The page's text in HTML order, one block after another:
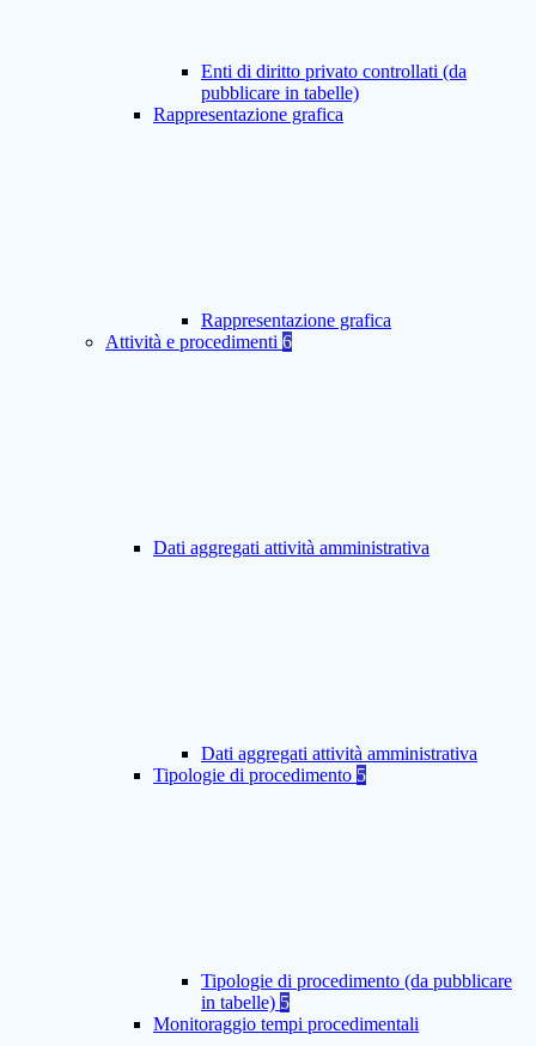
Enti di diritto privato controllati (da
pubblicare in tabelle)
Rappresentazione grafica
Rappresentazione grafica
Attività e procedimenti 6
Dati aggregati attività amministrativa
Dati aggregati attività amministrativa
Tipologie di procedimento 5
Tipologie di procedimento (da pubblicare
in tabelle) 5
Monitoraggio tempi procedimentali